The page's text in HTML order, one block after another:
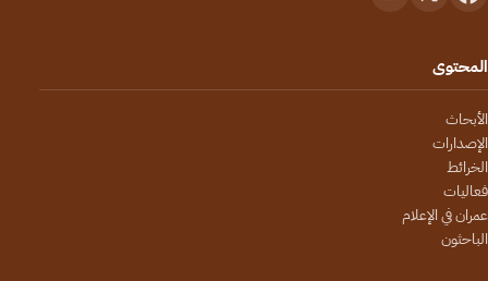
المحتوى
الأبحاث
الإصدارات
الخرائط
فعاليات
عمران في الإعلام
الباحثون